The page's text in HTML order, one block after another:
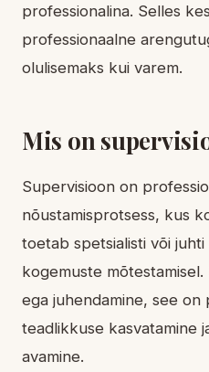
professionalina. Selles
professionaalne
olulisemaks kui varem.
Mis on
Supervisioon on
nõustamisprotsess, kus
toetab spetsialisti või
kogemuste
ega juhendamine, see on
teadlikkuse kasvatamine
avamine.